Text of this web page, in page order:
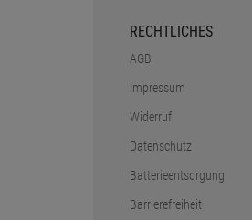
RECHTLICHES
AGB
Impressum
Widerruf
Datenschutz
Batterieentsorgung
Barrierefreiheit